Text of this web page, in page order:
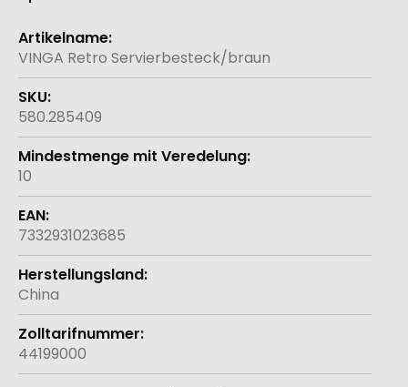
Weitere
Informationen
VINGA Retro Servierbesteck/braun
580.285409
10
7332931023685
China
44199000